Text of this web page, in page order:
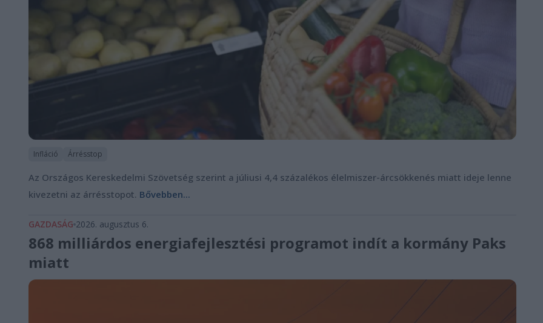
Infláció Árrésstop
Az Országos Kereskedelmi Szövetség szerint a júliusi 4,4 százalékos élelmiszer-árcsökkenés miatt ideje lenne
kivezetni az árrésstopot. Bővebben...
GAZDASÁG 2026. augusztus 6.
868 milliárdos energiafejlesztési programot indít a kormány Paks
miatt